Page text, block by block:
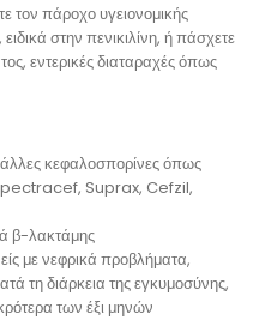
τον πάροχο υγειονομικής
στην πενικιλίνη, ή πάσχετε
εντερικές διαταραχές όπως
κεφαλοσπορίνες όπως
Suprax, Cefzil,
β-λακτάμης
με νεφρικά προβλήματα,
τη διάρκεια της εγκυμοσύνης,
των έξι μηνών